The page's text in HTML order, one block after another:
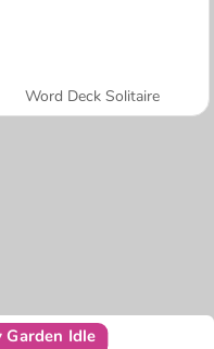
Word Deck Solitaire
Garden Idle